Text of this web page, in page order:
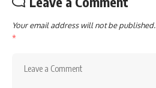
Your email address will not be published.
*